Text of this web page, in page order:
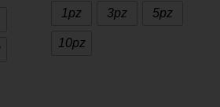
1pz 3pz 5pz
10pz